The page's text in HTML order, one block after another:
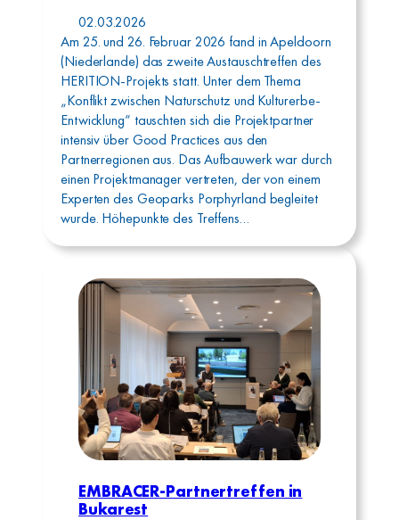
02.03.2026
Am 25. und 26. Februar 2026 fand in Apeldoorn
(Niederlande) das zweite Austauschtreffen des
HERITION-Projekts statt. Unter dem Thema
„Konflikt zwischen Naturschutz und Kulturerbe-
Entwicklung“ tauschten sich die Projektpartner
intensiv über Good Practices aus den
Partnerregionen aus. Das Aufbauwerk war durch
einen Projektmanager vertreten, der von einem
Experten des Geoparks Porphyrland begleitet
wurde. Höhepunkte des Treffens…
EMBRACER-Partnertreffen in
Bukarest